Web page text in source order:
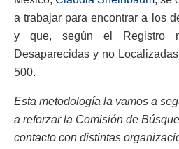
a trabajar para encontrar a los
y que, según el Registro
Desaparecidas y no
500.
Esta metodología la vamos a
a reforzar la Comisión de
contacto con distintas